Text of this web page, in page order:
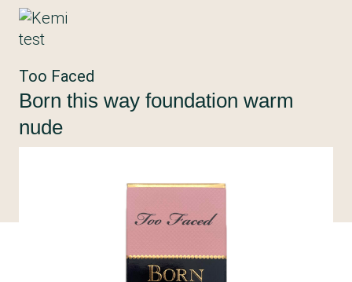
Too Faced
Born this way foundation warm
nude